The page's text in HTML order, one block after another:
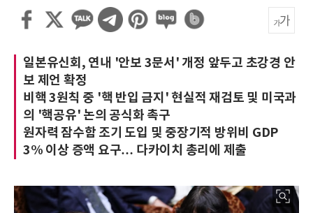
일본유신회, 연내 '안보 3문서' 개정 앞두고 초강경 안
보 제언 확정
비핵 3원칙 중 '핵 반입 금지' 현실적 재검토 및 미국과
의 '핵공유' 논의 공식화 촉구
원자력 잠수함 조기 도입 및 중장기적 방위비 GDP
3% 이상 증액 요구… 다카이치 총리에 제출